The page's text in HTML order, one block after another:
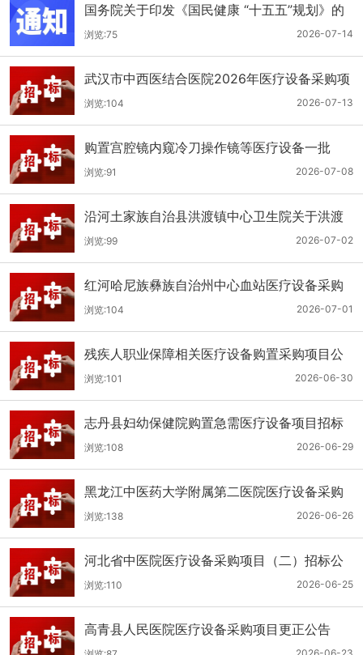
国务院关于印发《国民健康 “十五五”规划》的
通知
2026-07-14
浏览:75
武汉市中西医结合医院2026年医疗设备采购项
目四公开招标公告
2026-07-13
浏览:104
购置宫腔镜内窥冷刀操作镜等医疗设备一批
（双盲+远程异地+分散）
2026-07-08
浏览:91
沿河土家族自治县洪渡镇中心卫生院关于洪渡
镇中心卫生院县域医疗次中心医疗设备采购项
目的公开招标公告
2026-07-02
浏览:99
红河哈尼族彝族自治州中心血站医疗设备采购
（二次）公开招标公告
2026-07-01
浏览:104
残疾人职业保障相关医疗设备购置采购项目公
开招标招标公告
2026-06-30
浏览:101
志丹县妇幼保健院购置急需医疗设备项目招标
公告
2026-06-29
浏览:108
黑龙江中医药大学附属第二医院医疗设备采购
(二次)招标公告
2026-06-26
浏览:138
河北省中医院医疗设备采购项目（二）招标公
告
2026-06-25
浏览:110
高青县人民医院医疗设备采购项目更正公告